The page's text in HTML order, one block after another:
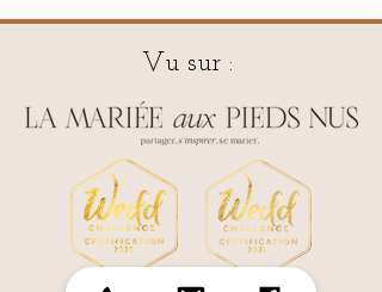
Vu sur :